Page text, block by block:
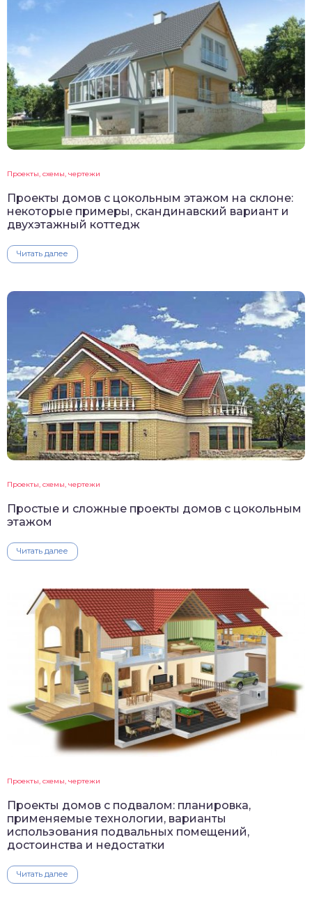
Проекты, схемы, чертежи
Проекты домов с цокольным этажом на склоне:
некоторые примеры, скандинавский вариант и
двухэтажный коттедж
Читать далее
Проекты, схемы, чертежи
Простые и сложные проекты домов с цокольным
этажом
Читать далее
Проекты, схемы, чертежи
Проекты домов с подвалом: планировка,
применяемые технологии, варианты
использования подвальных помещений,
достоинства и недостатки
Читать далее